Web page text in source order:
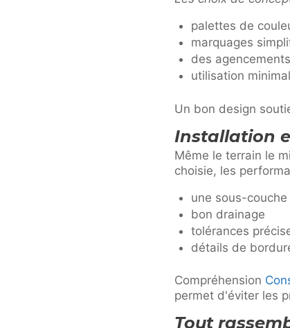
palettes de
marquages
des
utilisation
Un bon design
Installation
Même le terrain le
choisie, les
une sous-
bon drainage
tolérances
détails de
Compréhension
permet d'éviter les
Tout